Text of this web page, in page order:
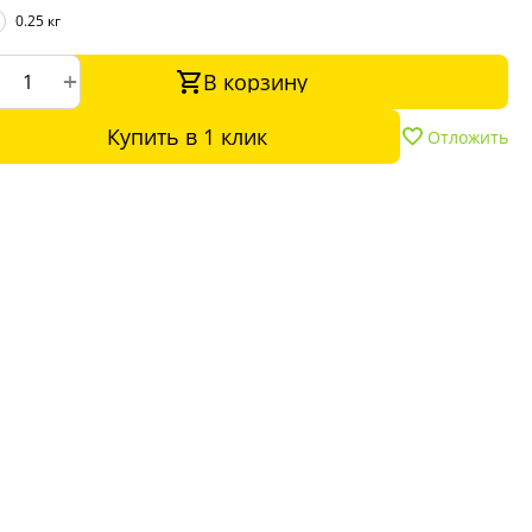
0.25 кг
+
В корзину
Купить в 1 клик
Отложить